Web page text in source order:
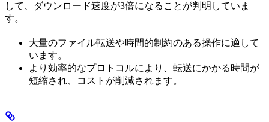
して、ダウンロード速度が3倍になることが判明していま
す。
大量のファイル転送や時間的制約のある操作に適して
います。
より効率的なプロトコルにより、転送にかかる時間が
短縮され、コストが削減されます。